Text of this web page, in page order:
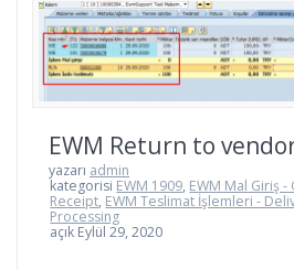
EWM Return to
yazarı admin
kategorisi EWM 1909, EWM Mal Giriş -
Receipt, EWM Teslimat İşlemleri -
Processing
açık Eylül 29, 2020